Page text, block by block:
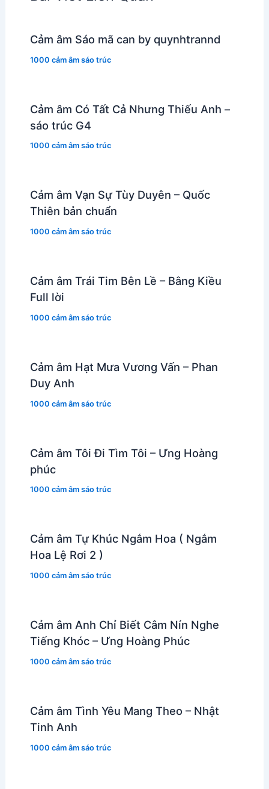
Cảm âm Sáo mã can by quynhtrannd
1000 cảm âm sáo trúc
Cảm âm Có Tất Cả Nhưng Thiếu Anh –
sáo trúc G4
1000 cảm âm sáo trúc
Cảm âm Vạn Sự Tùy Duyên – Quốc
Thiên bản chuẩn
1000 cảm âm sáo trúc
Cảm âm Trái Tim Bên Lề – Bằng Kiều
Full lời
1000 cảm âm sáo trúc
Cảm âm Hạt Mưa Vương Vấn – Phan
Duy Anh
1000 cảm âm sáo trúc
Cảm âm Tôi Đi Tìm Tôi – Ưng Hoàng
phúc
1000 cảm âm sáo trúc
Cảm âm Tự Khúc Ngắm Hoa ( Ngắm
Hoa Lệ Rơi 2 )
1000 cảm âm sáo trúc
Cảm âm Anh Chỉ Biết Câm Nín Nghe
Tiếng Khóc – Ưng Hoàng Phúc
1000 cảm âm sáo trúc
Cảm âm Tình Yêu Mang Theo – Nhật
Tinh Anh
1000 cảm âm sáo trúc